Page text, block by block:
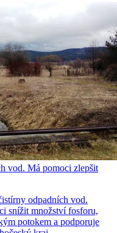
vod. Má pomoci zlepšit
odpadních vod.
snížit množství fosforu,
potokem a podporuje